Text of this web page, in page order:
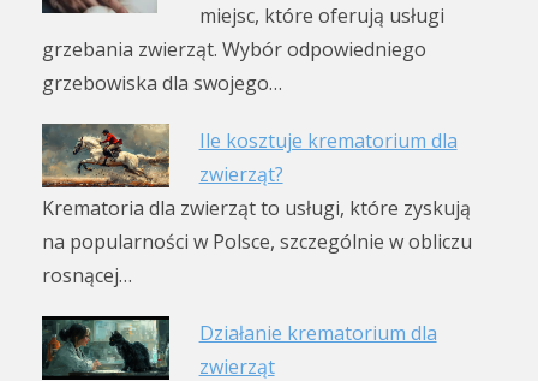
miejsc, które oferują usługi
grzebania zwierząt. Wybór odpowiedniego
grzebowiska dla swojego…
Ile kosztuje krematorium dla
zwierząt?
Krematoria dla zwierząt to usługi, które zyskują
na popularności w Polsce, szczególnie w obliczu
rosnącej…
Działanie krematorium dla
zwierząt